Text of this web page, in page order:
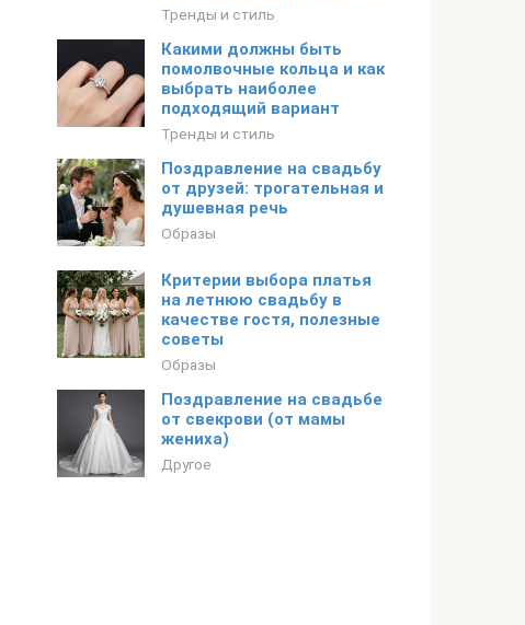
Тренды и стиль
Какими должны быть
помолвочные кольца и как
выбрать наиболее
подходящий вариант
Тренды и стиль
Поздравление на свадьбу
от друзей: трогательная и
душевная речь
Образы
Критерии выбора платья
на летнюю свадьбу в
качестве гостя, полезные
советы
Образы
Поздравление на свадьбе
от свекрови (от мамы
жениха)
Другое